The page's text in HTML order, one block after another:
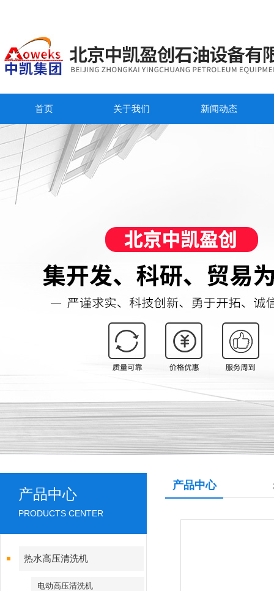
首页 关于我们 新闻动态
产品中心
PRODUCTS CENTER
热水高压清洗机
电动高压清洗机
产品中心